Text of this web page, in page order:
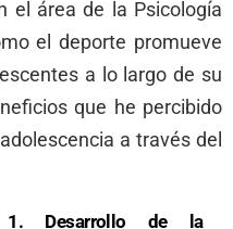
el área de la Psicología
el deporte promueve
a lo largo de su
que he percibido
a través del
1. Desarrollo de la